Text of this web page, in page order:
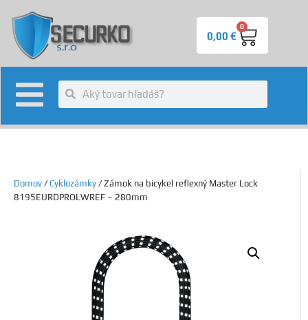
0,00€
0
Domov /Cyklozámky / Zámok na bicykel reflexný Master Lock
8195EURDPROLWREF – 280mm